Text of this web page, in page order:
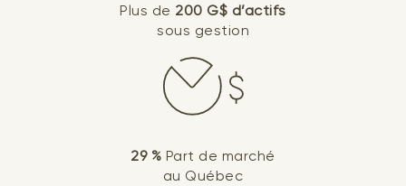
Plus de 200 G$ d’actifs
sous gestion
29 % Part de marché
au Québec